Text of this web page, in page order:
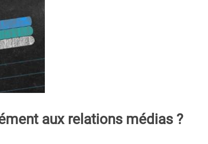
aux relations médias ?